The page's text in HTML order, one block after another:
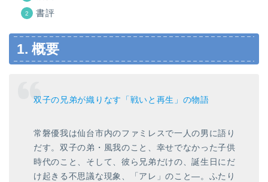
書評
1. 概要
双子の兄弟が織りなす「戦いと再生」の物語
常磐優我は仙台市内のファミレスで一人の男に語り
だす。双子の弟・風我のこと、幸せでなかった子供
時代のこと、そして、彼ら兄弟だけの、誕生日にだ
け起きる不思議な現象、「アレ」のこと―。ふたり